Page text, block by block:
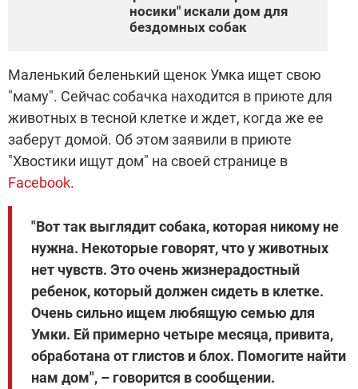
носики" искали дом для
бездомных собак
Маленький беленький щенок Умка ищет свою
"маму". Сейчас собачка находится в приюте для
животных в тесной клетке и ждет, когда же ее
заберут домой. Об этом заявили в приюте
"Хвостики ищут дом" на своей странице в
Facebook.
"Вот так выглядит собака, которая никому не
нужна. Некоторые говорят, что у животных
нет чувств. Это очень жизнерадостный
ребенок, который должен сидеть в клетке.
Очень сильно ищем любящую семью для
Умки. Ей примерно четыре месяца, привита,
обработана от глистов и блох. Помогите найти
нам дом", – говорится в сообщении.